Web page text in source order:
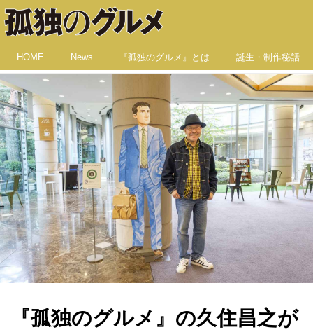
HOME News 『孤独のグルメ』とは 誕生・制作秘話
『孤独のグルメ』の久住昌之が